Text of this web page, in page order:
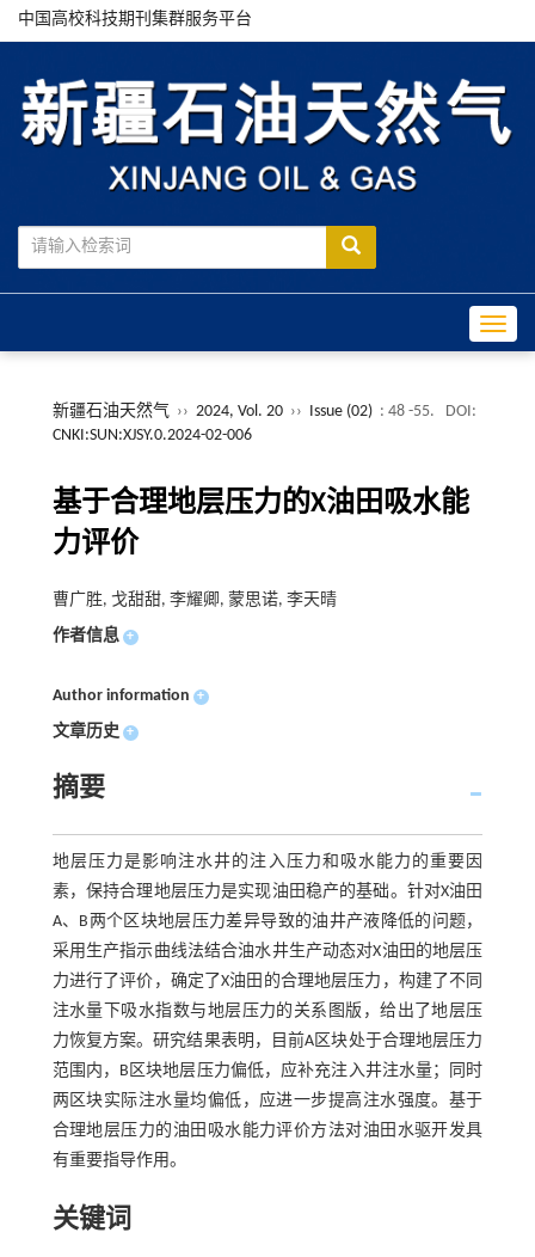
中国高校科技期刊集群服务平台
新疆石油天然气 ›› 2024, Vol. 20 ›› Issue (02) : 48 -55.
DOI:
CNKI:SUN:XJSY.0.2024-02-006
基于合理地层压力的X油田吸水能
力评价
曹广胜, 戈甜甜, 李耀卿, 蒙思诺, 李天晴
作者信息 +
Author information +
文章历史 +
摘要
地层压力是影响注水井的注入压力和吸水能力的重要因
素，保持合理地层压力是实现油田稳产的基础。针对X油田
A、B两个区块地层压力差异导致的油井产液降低的问题，
采用生产指示曲线法结合油水井生产动态对X油田的地层压
力进行了评价，确定了X油田的合理地层压力，构建了不同
注水量下吸水指数与地层压力的关系图版，给出了地层压
力恢复方案。研究结果表明，目前A区块处于合理地层压力
范围内，B区块地层压力偏低，应补充注入井注水量；同时
两区块实际注水量均偏低，应进一步提高注水强度。基于
合理地层压力的油田吸水能力评价方法对油田水驱开发具
有重要指导作用。
关键词